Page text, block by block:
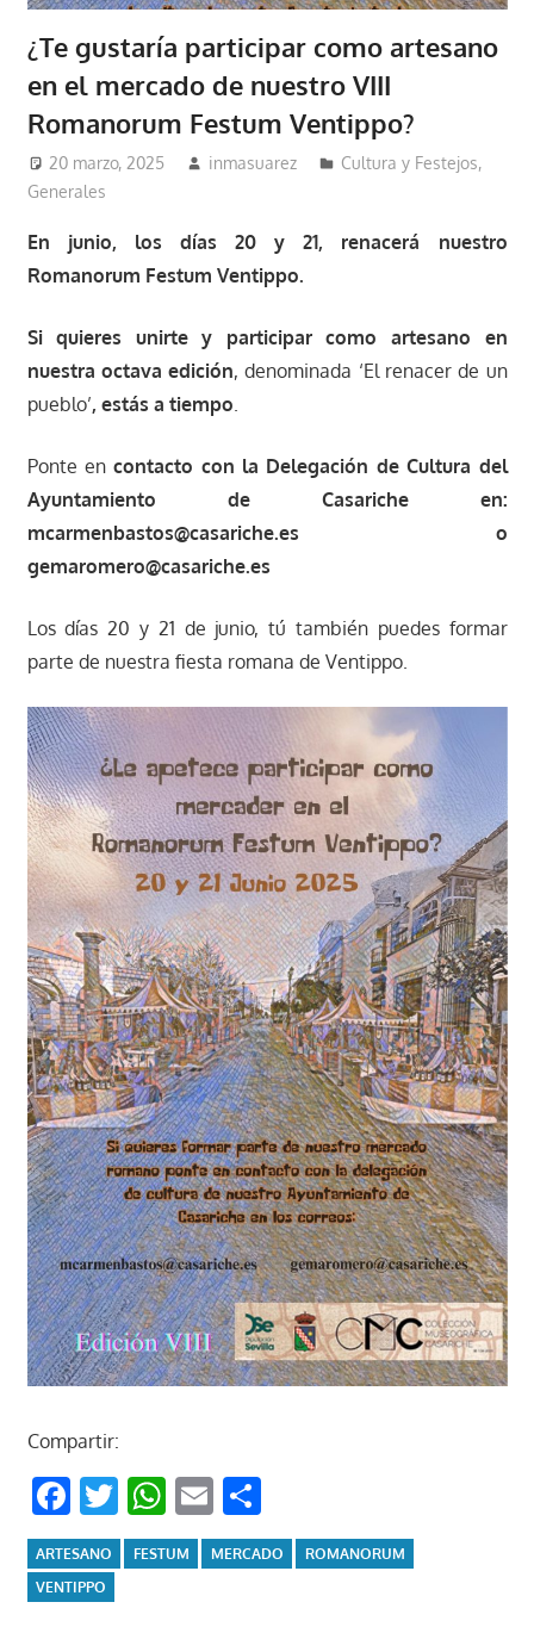
¿Te gustaría participar como artesano
en el mercado de nuestro VIII
Romanorum Festum Ventippo?
20 marzo, 2025 inmasuarez Cultura y Festejos,
Generales
En junio, los días 20 y 21, renacerá nuestro
Romanorum Festum Ventippo.
Si quieres unirte y participar como artesano en
nuestra octava edición, denominada ‘El renacer de un
pueblo’, estás a tiempo.
Ponte encontacto con la Delegación de Cultura del
Ayuntamiento de Casariche en:
mcarmenbastos@casariche.es o
gemaromero@casariche.es
Los días 20 y 21 de junio, tú también puedes formar
parte de nuestra fiesta romana de Ventippo.
Compartir:
Facebook
Twitter
WhatsApp
EmailCompartir
ARTESANO FESTUM MERCADO
ROMANORUM
VENTIPPO